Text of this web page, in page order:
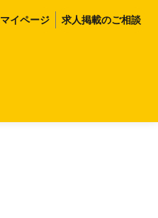
マイページ 求人掲載のご相談